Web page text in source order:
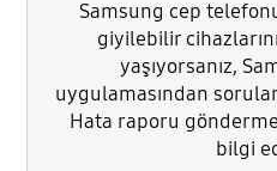
Samsung cep
giyilebilir
yaşıyorsanız,
uygulamasından
Hata raporu
bilgi